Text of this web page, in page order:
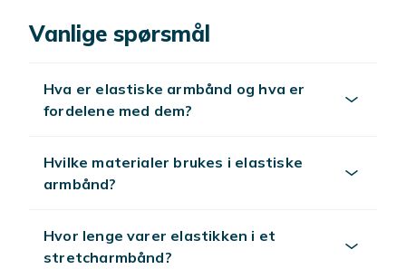
i mange farger og materialer. Den elastiske
dagen. Disse armbåndene passer for de fleste,
og med jevnlige nyheter og gode priser er det
både stilen og anledningen din.
Elastiske armbånd finnes i mange uttrykk.
Klassiske modeller med jevne kuler i én farge
Vanlige spørsmål
Hva er elastiske armbånd og hva er
fordelene med dem?
Hvilke materialer brukes i elastiske
armbånd?
Hvor lenge varer elastikken i et
stretcharmbånd?